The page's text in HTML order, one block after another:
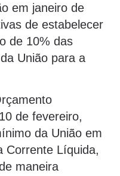
em janeiro de
de estabelecer
de 10% das
União para a
de fevereiro,
da União em
Corrente Líquida,
maneira